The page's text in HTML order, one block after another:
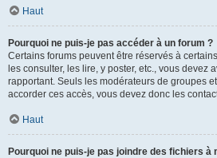
Haut
Pourquoi ne puis-je pas accéder à un forum ?
Certains forums peuvent être réservés à
les consulter, les lire, y poster, etc., vous devez
rapportant. Seuls les modérateurs de groupes
accorder ces accès, vous devez donc les
Haut
Pourquoi ne puis-je pas joindre des fichiers à